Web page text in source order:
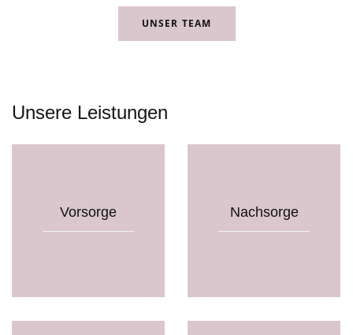
UNSER TEAM
Unsere Leistungen
Vorsorge Nachsorge